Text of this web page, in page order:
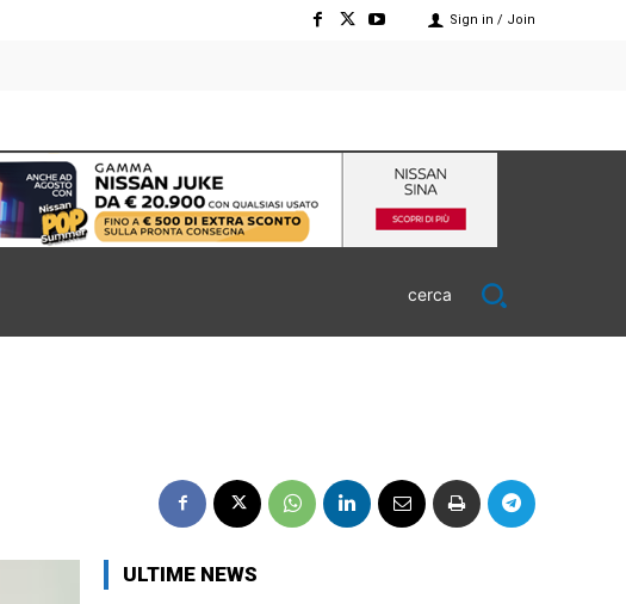
Sign in / Join
cerca
ULTIME NEWS